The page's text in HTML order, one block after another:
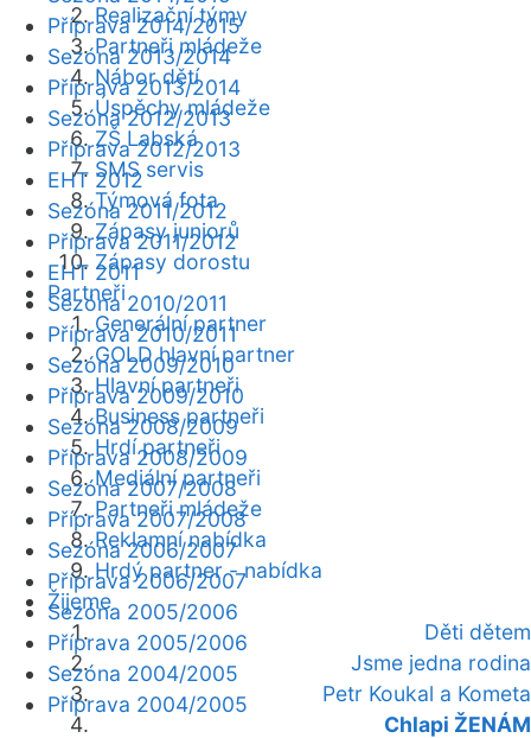
Realizační týmy
Partneři mládeže
Nábor dětí
Úspěchy mládeže
ZŠ Labská
SMS servis
Týmová fota
Zápasy juniorů
Zápasy dorostu
Partneři
Generální partner
GOLD hlavní partner
Hlavní partneři
Business partneři
Hrdí partneři
Mediální partneři
Partneři mládeže
Reklamní nabídka
Hrdý partner - nabídka
Žijeme
Děti dětem
Jsme jedna rodina
Petr Koukal a Kometa
Chlapi ŽENÁM
Příprava 2014/2015
Sezóna 2013/2014
Příprava 2013/2014
Sezóna 2012/2013
Příprava 2012/2013
EHT 2012
Sezóna 2011/2012
Příprava 2011/2012
EHT 2011
Sezóna 2010/2011
Příprava 2010/2011
Sezóna 2009/2010
Příprava 2009/2010
Sezóna 2008/2009
Příprava 2008/2009
Sezóna 2007/2008
Příprava 2007/2008
Sezóna 2006/2007
Příprava 2006/2007
Sezóna 2005/2006
Příprava 2005/2006
Sezóna 2004/2005
Příprava 2004/2005